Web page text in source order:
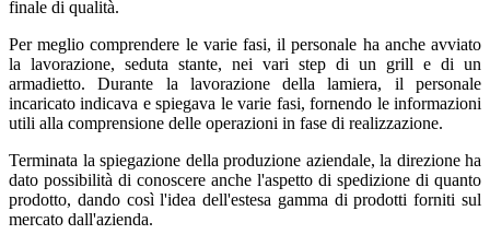
finale di qualità.
Per meglio comprendere le varie fasi, il personale ha anche avviato
la lavorazione, seduta stante, nei vari step di un grill e di un
armadietto. Durante la lavorazione della
lamiera, il personale
incaricato indicava e spiegava le varie fasi, fornendo le informazioni
utili alla comprensione delle operazioni in fase di realizzazione.
Terminata la spiegazione della produzione aziendale, la direzione ha
dato possibilità di conoscere anche l'aspetto di spedizione di quanto
prodotto, dando così l'idea dell'estesa gamma di prodotti forniti sul
mercato dall'azienda.